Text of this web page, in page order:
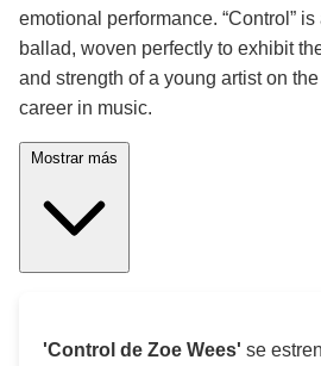
emotional performance. “Control”
ballad, woven perfectly to exhibit
and strength of a young artist on
career in music.
'Control de Zoe Wees' se